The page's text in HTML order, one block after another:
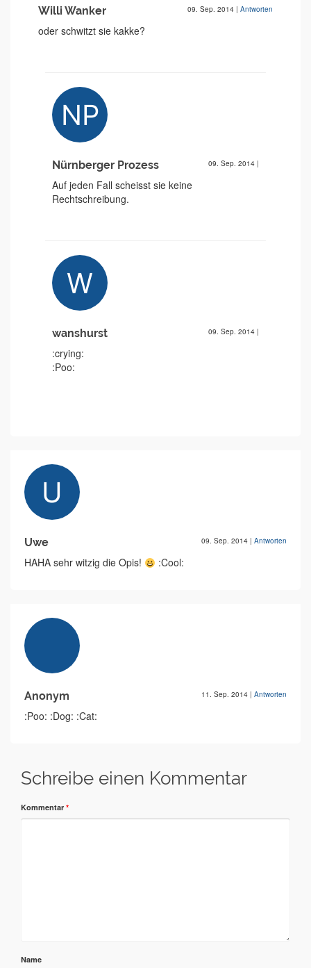
Willi Wanker 09. Sep. 2014 | Antworten
oder schwitzt sie kakke?
Nürnberger Prozess 09. Sep. 2014 |
Auf jeden Fall scheisst sie keine
Rechtschreibung.
wanshurst 09. Sep. 2014 |
:crying:
:Poo:
Uwe 09. Sep. 2014 | Antworten
HAHA sehr witzig die Opis! :Cool:
Anonym 11. Sep. 2014 | Antworten
:Poo: :Dog: :Cat:
Schreibe einen Kommentar
Kommentar *
Name